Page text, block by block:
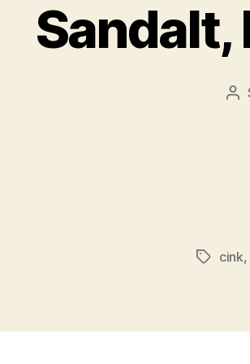
Sandalt,
Címkék
cink,